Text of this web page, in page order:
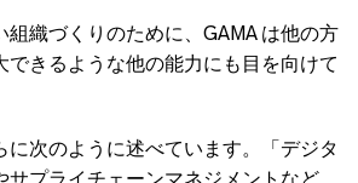
組織づくりのために、GAMA は他の方
できるような他の能力にも目を向けて
に次のように述べています。「デジタ
サプライチェーンマネジメントなど、